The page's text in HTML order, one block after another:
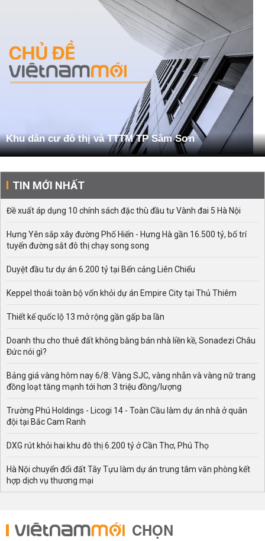
Khu dân cư đô thị và TTTM TP Sầm Sơn
TIN MỚI NHẤT
Đề xuất áp dụng 10 chính sách đặc thù đầu tư Vành đai 5 Hà Nội
Hưng Yên sắp xây đường Phố Hiến - Hưng Hà gần 16.500 tỷ, bố trí
tuyến đường sắt đô thị chạy song song
Duyệt đầu tư dự án 6.200 tỷ tại Bến cảng Liên Chiểu
Keppel thoái toàn bộ vốn khỏi dự án Empire City tại Thủ Thiêm
Thiết kế quốc lộ 13 mở rộng gần gấp ba lần
Doanh thu cho thuê đất không bằng bán nhà liền kề, Sonadezi Châu
Đức nói gì?
Bảng giá vàng hôm nay 6/8: Vàng SJC, vàng nhẫn và vàng nữ trang
đồng loạt tăng mạnh tới hơn 3 triệu đồng/lượng
Trường Phú Holdings - Licogi 14 - Toàn Cầu làm dự án nhà ở quân
đội tại Bắc Cam Ranh
DXG rút khỏi hai khu đô thị 6.200 tỷ ở Cần Thơ, Phú Thọ
Hà Nội chuyển đổi đất Tây Tựu làm dự án trung tâm văn phòng kết
hợp dịch vụ thương mại
CHỌN